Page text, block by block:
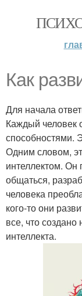
Как
Для начала
Каждый человек
способностями.
Одним словом,
интеллектом.
общаться,
человека
кого-то они
все, что
интеллекта.